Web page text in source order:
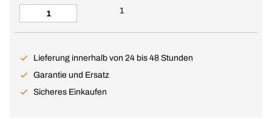
1
Lieferung innerhalb von 24 bis 48 Stunden
Garantie und Ersatz
Sicheres Einkaufen